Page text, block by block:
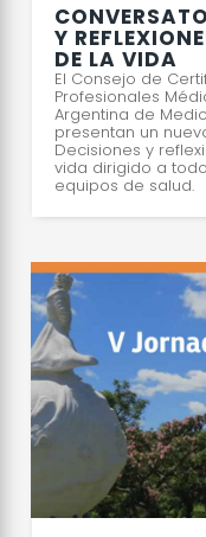
Y
DE LA VIDA
El Consejo de
Profesionales
Argentina de
presentan un
Decisiones y
vida dirigido a
equipos de salud.